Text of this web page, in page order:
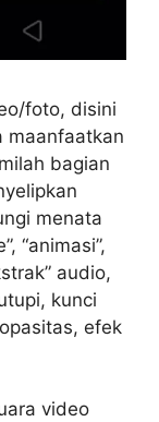
foto, disini
maanfaatkan
bagian
menata
“animasi”,
audio,
kunci
efek
video